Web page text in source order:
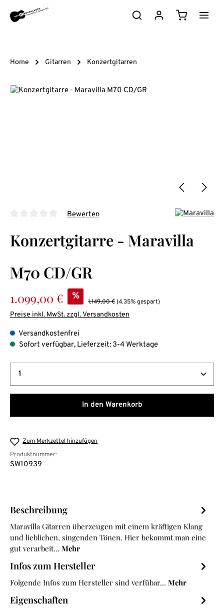
Zum Hauptinhalt springen
Home Gitarren Konzertgitarren
Bildergalerie überspringen
Bewerten
Konzertgitarre - Maravilla
M70 CD/GR
1.099,00 € % Regulärer Preis:
1.149,00 € (4.35% gespart)
Preise inkl. MwSt. zzgl. Versandkosten
Versandkostenfrei
Sofort verfügbar, Lieferzeit: 3-4 Werktage
Produkt Anzahl: Gib den gewünschten Wert ein
In den Warenkorb
Zum Merkzettel hinzufügen
Produktnummer:
SW10939
Beschreibung
Maravilla Gitarren überzeugen mit einem kräftigen Klang
und lieblichen, singenden Tönen. Hier bekommt man eine
gut verarbeit… Mehr
Infos zum Hersteller
Folgende Infos zum Hersteller sind verfübar... Mehr
Eigenschaften